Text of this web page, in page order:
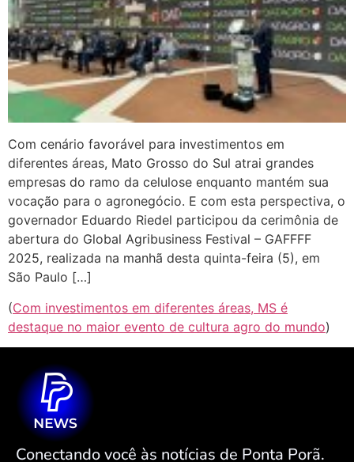
Com cenário favorável para investimentos em
diferentes áreas, Mato Grosso do Sul atrai grandes
empresas do ramo da celulose enquanto mantém sua
vocação para o agronegócio. E com esta perspectiva, o
governador Eduardo Riedel participou da cerimônia de
abertura do Global Agribusiness Festival – GAFFFF
2025, realizada na manhã desta quinta-feira (5), em
São Paulo […]
(Com investimentos em diferentes áreas, MS é
destaque no maior evento de cultura agro do mundo)
Conectando você às notícias de Ponta Porã.